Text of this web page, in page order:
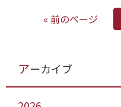
« 前のページ
アーカイブ